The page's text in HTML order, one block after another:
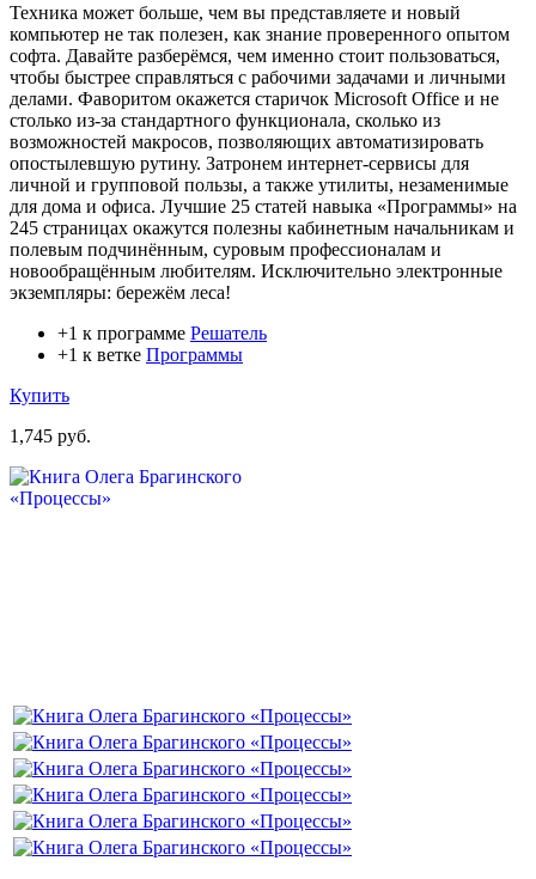
Техника может больше, чем вы представляете и новый
компьютер не так полезен, как знание проверенного опытом
софта. Давайте разберёмся, чем именно стоит пользоваться,
чтобы быстрее справляться с рабочими задачами и личными
делами. Фаворитом окажется старичок Microsoft Office и не
столько из-за стандартного функционала, сколько из
возможностей макросов, позволяющих автоматизировать
опостылевшую рутину. Затронем интернет-сервисы для
личной и групповой пользы, а также утилиты, незаменимые
для дома и офиса. Лучшие 25 статей навыка «Программы» на
245 страницах окажутся полезны кабинетным начальникам и
полевым подчинённым, суровым профессионалам и
новообращённым любителям. Исключительно электронные
экземпляры: бережём леса!
+1 к программе Решатель
+1 к ветке Программы
Купить
1,745 руб.